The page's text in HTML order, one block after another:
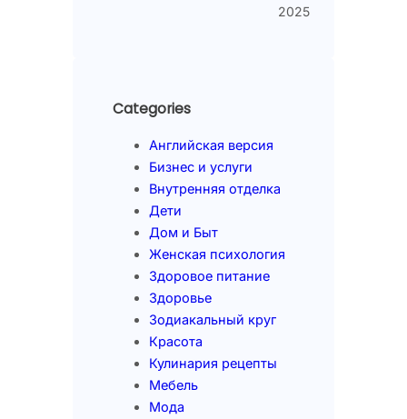
2025
Categories
Английская версия
Бизнес и услуги
Внутренняя отделка
Дети
Дом и Быт
Женская психология
Здоровое питание
Здоровье
Зодиакальный круг
Красота
Кулинария рецепты
Мебель
Мода